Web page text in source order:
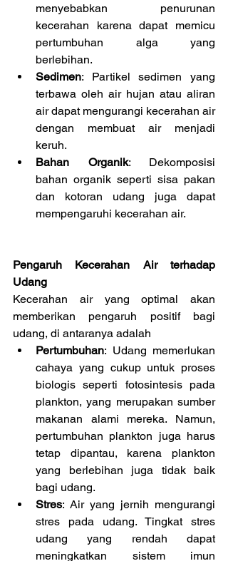
menyebabkan penurunan
kecerahan karena dapat memicu
pertumbuhan alga yang
berlebihan.
Sedimen: Partikel sedimen yang
terbawa oleh air hujan atau aliran
air dapat mengurangi kecerahan air
dengan membuat air menjadi
keruh.
Bahan Organik: Dekomposisi
bahan organik seperti sisa pakan
dan kotoran udang juga dapat
mempengaruhi kecerahan air.
Pengaruh Kecerahan Air terhadap
Udang
Kecerahan air yang optimal akan
memberikan pengaruh positif bagi
udang, di antaranya adalah
Pertumbuhan: Udang memerlukan
cahaya yang cukup untuk proses
biologis seperti fotosintesis pada
plankton, yang merupakan sumber
makanan alami mereka. Namun,
pertumbuhan plankton juga harus
tetap dipantau, karena plankton
yang berlebihan juga tidak baik
bagi udang.
Stres: Air yang jernih mengurangi
stres pada udang. Tingkat stres
udang yang rendah dapat
meningkatkan sistem imun